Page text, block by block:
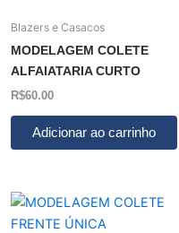
Blazers e Casacos
MODELAGEM COLETE
ALFAIATARIA CURTO
R$60.00
Adicionar ao carrinho